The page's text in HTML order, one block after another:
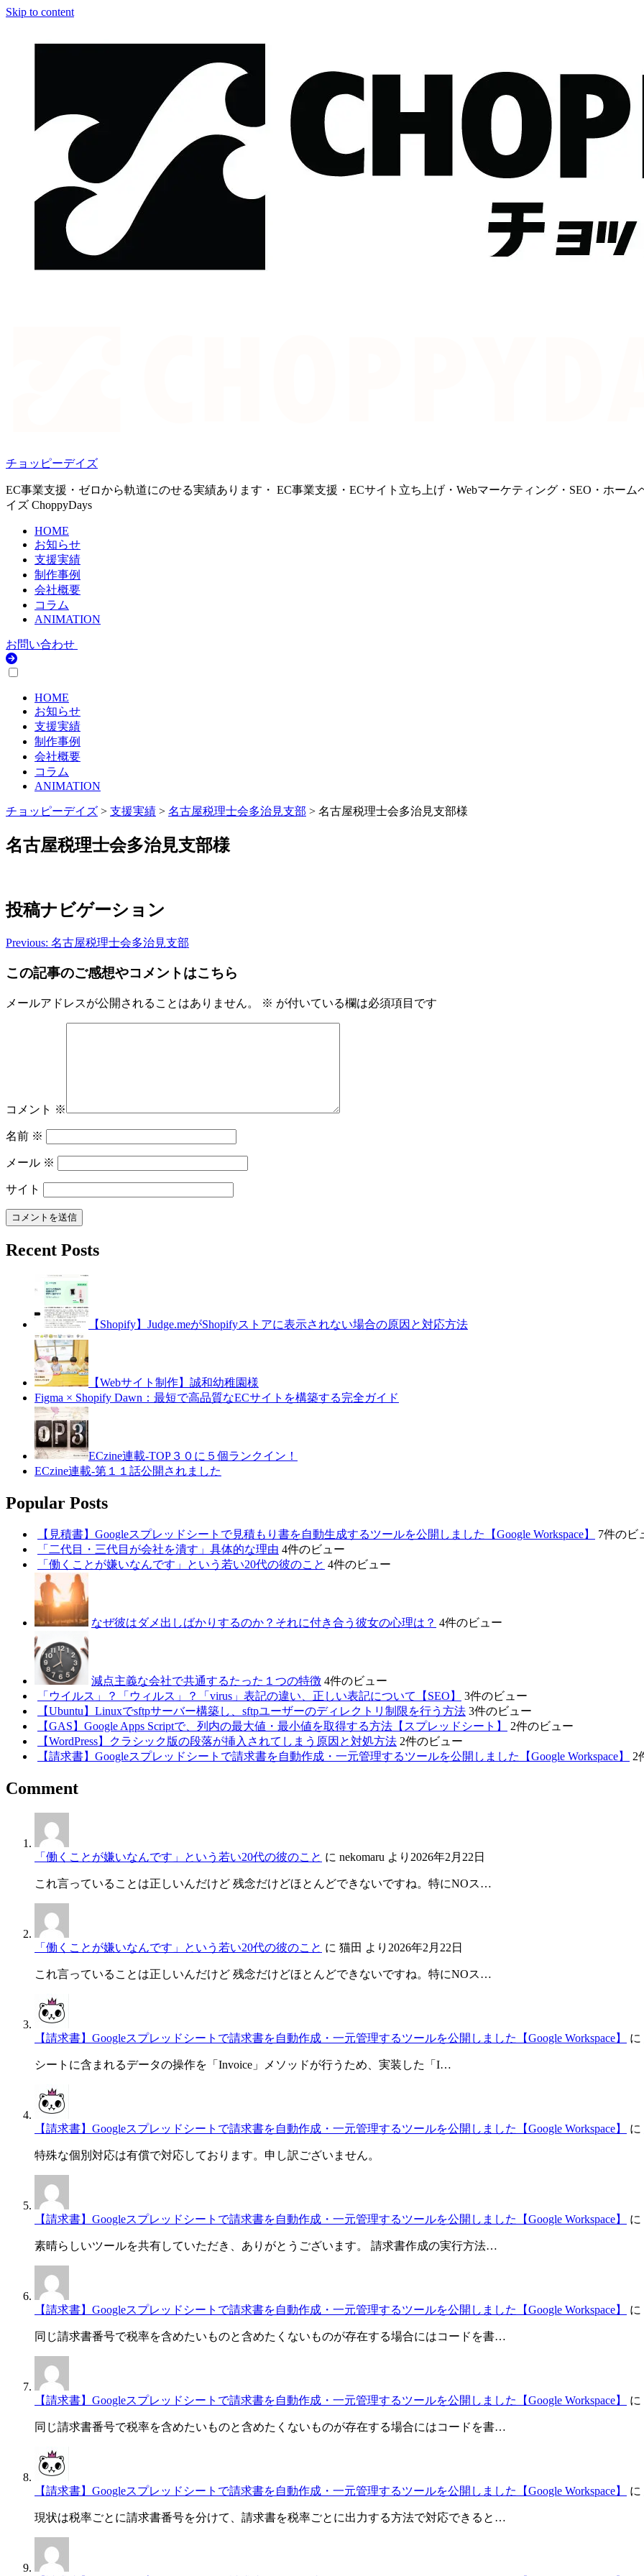
Skip to content
チョッピーデイズ
EC事業支援・ゼロから軌道にのせる実績あります・ EC事業支援・ECサイト立ち上げ・Webマーケティング・SEO・ホー
イズ ChoppyDays
HOME
お知らせ
支援実績
制作事例
会社概要
コラム
ANIMATION
お問い合わせ
HOME
お知らせ
支援実績
制作事例
会社概要
コラム
ANIMATION
チョッピーデイズ > 支援実績 > 名古屋税理士会多治見支部 > 名古屋税理士会多治見支部様
名古屋税理士会多治見支部様
投稿ナビゲーション
Previous: 名古屋税理士会多治見支部
この記事のご感想やコメントはこちら
メールアドレスが公開されることはありません。 ※ が付いている欄は必須項目です
コメント ※
名前 ※
メール ※
サイト
Recent Posts
【Shopify】Judge.meがShopifyストアに表示されない場合の原因と対応方法
【Webサイト制作】誠和幼稚園様
Figma × Shopify Dawn：最短で高品質なECサイトを構築する完全ガイド
ECzine連載-TOP３０に５個ランクイン！
ECzine連載-第１１話公開されました
Popular Posts
【見積書】Googleスプレッドシートで見積もり書を自動生成するツールを公開しました【Google Workspace】
7件のビ
「二代目・三代目が会社を潰す」具体的な理由 4件のビュー
「働くことが嫌いなんです」という若い20代の彼のこと 4件のビュー
なぜ彼はダメ出しばかりするのか？それに付き合う彼女の心理は？ 4件のビュー
減点主義な会社で共通するたった１つの特徴 4件のビュー
「ウイルス」？「ウィルス」？「virus」表記の違い、正しい表記について【SEO】
3件のビュー
【Ubuntu】Linuxでsftpサーバー構築し、sftpユーザーのディレクトリ制限を行う方法 3件のビュー
【GAS】Google Apps Scriptで、列内の最大値・最小値を取得する方法【スプレッドシート】
2件のビュー
【WordPress】クラシック版の段落が挿入されてしまう原因と対処方法 2件のビュー
【請求書】Googleスプレッドシートで請求書を自動作成・一元管理するツールを公開しました【Google Workspace】
2
Comment
「働くことが嫌いなんです」という若い20代の彼のこと に nekomaru より 2026年2月22日
これ言っていることは正しいんだけど 残念だけどほとんどできないですね。特にNOス…
「働くことが嫌いなんです」という若い20代の彼のこと に 猫田 より 2026年2月22日
これ言っていることは正しいんだけど 残念だけどほとんどできないですね。特にNOス…
【請求書】Googleスプレッドシートで請求書を自動作成・一元管理するツールを公開しました【Google Workspace】 に
シートに含まれるデータの操作を「Invoice」メソッドが行うため、実装した「I…
【請求書】Googleスプレッドシートで請求書を自動作成・一元管理するツールを公開しました【Google Workspace】 に
特殊な個別対応は有償で対応しております。申し訳ございません。
【請求書】Googleスプレッドシートで請求書を自動作成・一元管理するツールを公開しました【Google Workspace】 に
素晴らしいツールを共有していただき、ありがとうございます。 請求書作成の実行方法…
【請求書】Googleスプレッドシートで請求書を自動作成・一元管理するツールを公開しました【Google Workspace】 に
同じ請求書番号で税率を含めたいものと含めたくないものが存在する場合にはコードを書…
【請求書】Googleスプレッドシートで請求書を自動作成・一元管理するツールを公開しました【Google Workspace】 に
同じ請求書番号で税率を含めたいものと含めたくないものが存在する場合にはコードを書…
【請求書】Googleスプレッドシートで請求書を自動作成・一元管理するツールを公開しました【Google Workspace】 に
現状は税率ごとに請求書番号を分けて、請求書を税率ごとに出力する方法で対応できると…